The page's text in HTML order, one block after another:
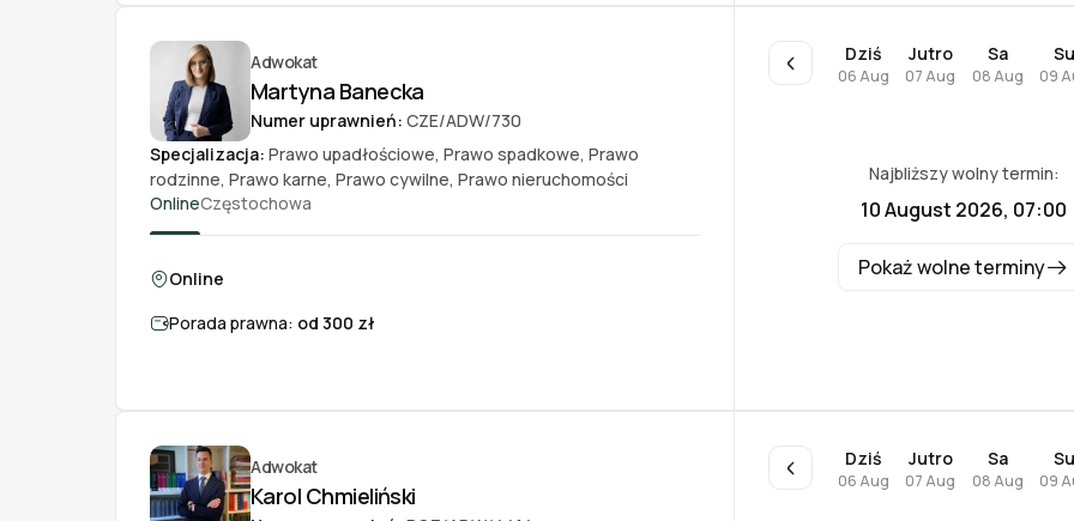
Adwokat
Martyna Banecka
Numer uprawnień: CZE/ADW/730
Specjalizacja: Prawo upadłościowe, Prawo spadkowe, Prawo
rodzinne, Prawo karne, Prawo cywilne, Prawo nieruchomości
OnlineCzęstochowa
Online
Porada prawna: od 300 zł
Najbliższy wolny termin:
10 August 2026, 07:00
Pokaż wolne terminy
Dziś
06 Aug
Jutro
07 Aug
Sa
08 Aug
Su
09
Adwokat
Karol Chmieliński
Dziś
06 Aug
Jutro
07 Aug
Sa
08 Aug
Su
09